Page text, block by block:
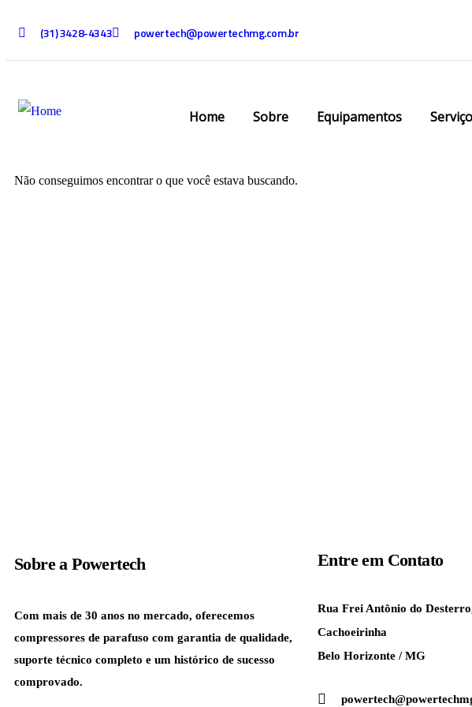
(31) 3428-4343 powertech@powertechmg.com.br
Home Sobre Equipamentos
Não conseguimos encontrar o que você estava buscando.
Sobre aPowertech
Com mais de 30 anos no mercado, oferecemos
compressores de parafuso com garantia de qualidade,
suporte técnico completo e um histórico de sucesso
comprovado.
Entre em Contato
Rua Frei Antônio do
Cachoeirinha
Belo Horizonte / MG